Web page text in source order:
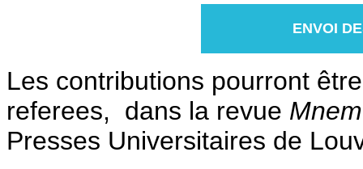
ENVOI
Les contributions pourront
referees, dans la revue
Presses Universitaires de